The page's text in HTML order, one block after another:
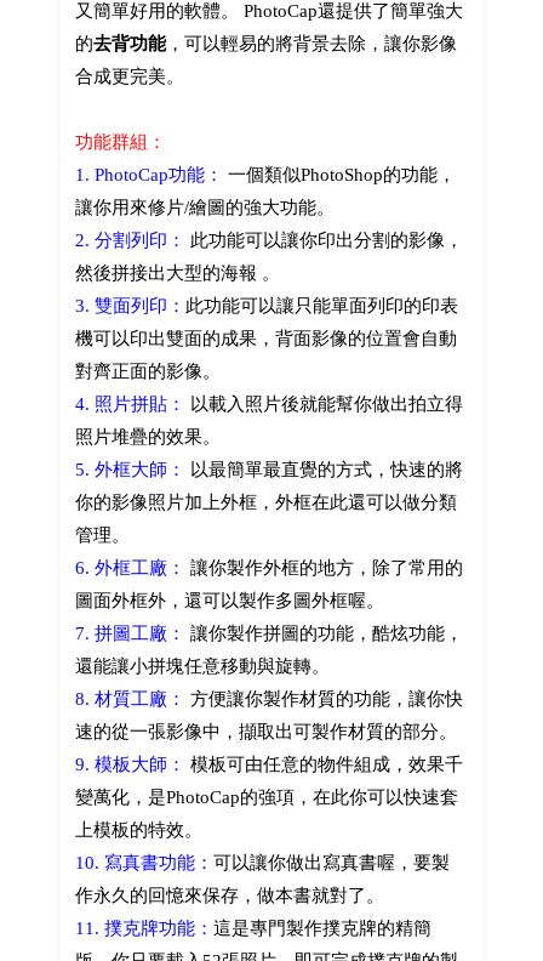
又簡單好用的軟體。 PhotoCap還提供了簡單強大
的去背功能，可以輕易的將背景去除，讓你影像
合成更完美。
功能群組：
1. PhotoCap功能： 一個類似PhotoShop的功能，
讓你用來修片/繪圖的強大功能。
2. 分割列印： 此功能可以讓你印出分割的影像，
然後拼接出大型的海報 。
3. 雙面列印： 此功能可以讓只能單面列印的印表
機可以印出雙面的成果，背面影像的位置會自動
對齊正面的影像。
4. 照片拼貼： 以載入照片後就能幫你做出拍立得
照片堆疊的效果。
5. 外框大師：
以最簡單最直覺的方式，快速的將
你的影像照片加上外框，外框在此還可以做分類
管理。
6. 外框工廠：
讓你製作外框的地方，除了常用的
圖面外框外，還可以製作多圖外框喔。
7. 拼圖工廠：
讓你製作拼圖的功能，酷炫功能，
還能讓小拼塊任意移動與旋轉。
8. 材質工廠：
方便讓你製作材質的功能，讓你快
速的從一張影像中，擷取出可製作材質的部分。
9. 模板大師：
模板可由任意的物件組成，效果千
變萬化，是PhotoCap的強項，在此你可以快速套
上模板的特效。
10. 寫真書功能： 可以讓你做出寫真書喔，要製
作永久的回憶來保存，做本書就對了。
11. 撲克牌功能： 這是專門製作撲克牌的精簡